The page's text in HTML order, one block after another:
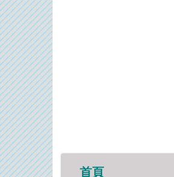
首頁